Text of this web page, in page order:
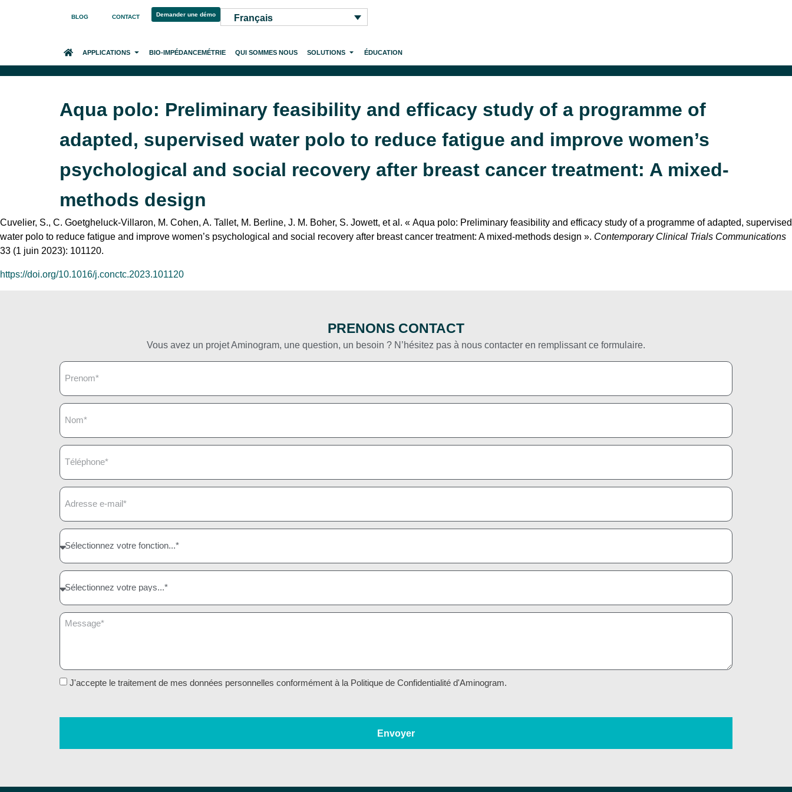
BLOG CONTACT Demander une démo Français
ACCUEILAPPLICATIONS BIO-IMPÉDANCEMÉTRIE QUI SOMMES NOUS SOLUTIONS ÉDUCATION
Aqua polo: Preliminary feasibility and efficacy study of a programme of
adapted, supervised water polo to reduce fatigue and improve women’s
psychological and social recovery after breast cancer treatment: A mixed-
methods design
Cuvelier, S., C. Goetgheluck-Villaron, M. Cohen, A. Tallet, M. Berline, J. M. Boher, S. Jowett, et al. « Aqua polo: Preliminary feasibility and efficacy study of a programme of adapted, supervised
water polo to reduce fatigue and improve women’s psychological and social recovery after breast cancer treatment: A mixed-methods design ». Contemporary Clinical Trials Communications
33 (1 juin 2023): 101120.
https://doi.org/10.1016/j.conctc.2023.101120
PRENONS CONTACT
Vous avez un projet Aminogram, une question, un besoin ? N’hésitez pas à nous contacter en remplissant ce formulaire.
J'accepte le traitement de mes données personnelles conformément à la Politique de Confidentialité d'Aminogram.
Envoyer